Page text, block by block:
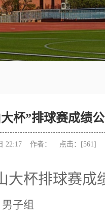
杯”排球赛成绩
日 22:17 作者： 点击：[561]
大杯排球赛成
男子组